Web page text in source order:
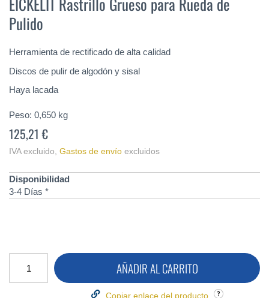
comienzo
de
la
de
imágenes
Pulido
Herramienta de rectificado de alta calidad
Discos de pulir de algodón y sisal
Haya lacada
Peso: 0,650 kg
125,21 €
IVA excluido, Gastos de envío excluidos
Disponibilidad
3-4 Días *
AÑADIR AL CARRITO
Copiar enlace del producto